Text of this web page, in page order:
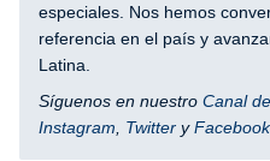
especiales. Nos hemos
referencia en el país y
Latina.
Síguenos en nuestro Canal
Instagram
Twitter yFacebook